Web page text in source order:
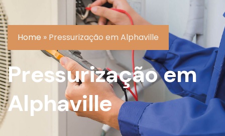
Home » Pressurização em Alphaville
Pressurização em
Alphaville